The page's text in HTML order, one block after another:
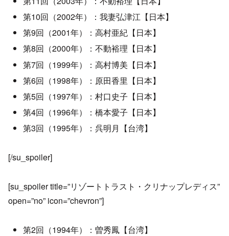
第10回（2002年）：我妻弘津江【日本】
第9回（2001年）：高村亜紀【日本】
第8回（2000年）：不動裕理【日本】
第7回（1999年）：高村博美【日本】
第6回（1998年）：原田香里【日本】
第5回（1997年）：村口史子【日本】
第4回（1996年）：橋本愛子【日本】
第3回（1995年）：呉明月【台湾】
[/su_spoiler]
[su_spoiler title=”リゾートトラスト・クリナップレディス”
open=”no” icon=”chevron”]
第2回（1994年）：曽秀鳳【台湾】